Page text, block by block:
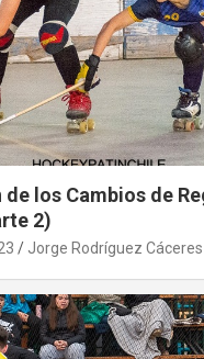
los Cambios de
2)
Jorge Rodríguez Cáceres